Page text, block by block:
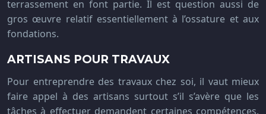
terrassement en font partie. Il est question aussi de
gros œuvre relatif essentiellement à l’ossature et aux
fondations.
ARTISANS POUR TRAVAUX
Pour entreprendre des travaux chez soi, il vaut mieux
faire appel à des artisans surtout s’il s’avère que les
tâches à effectuer demandent certaines compétences.